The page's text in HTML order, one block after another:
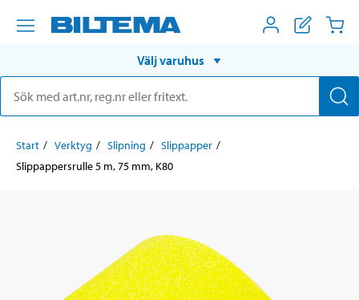
Välj varuhus
Start Verktyg Slipning
Slippapper
Slippappersrulle 5 m, 75 mm, K80